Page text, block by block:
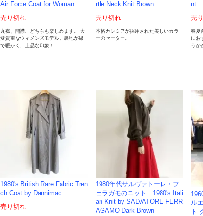
Air Force Coat for Woman
売り切れ
丸襟、開襟、どちらも楽しめます。 大
変貴重なウィメンズモデル。裏地が綿
で暖かく、上品な印象！
rtle Neck Knit Brown
売り切れ
本格カシミアが採用された美しいカラ
ーのセーター。
nt
売
春夏
にお
うか
1980's British Rare Fabric Tren
ch Coat by Dannimac
売り切れ
1980年代サルヴァトーレ・フ
ェラガモのニット 1980's Itali
an Knit by SALVATORE FERR
AGAMO Dark Brown
ル
ト